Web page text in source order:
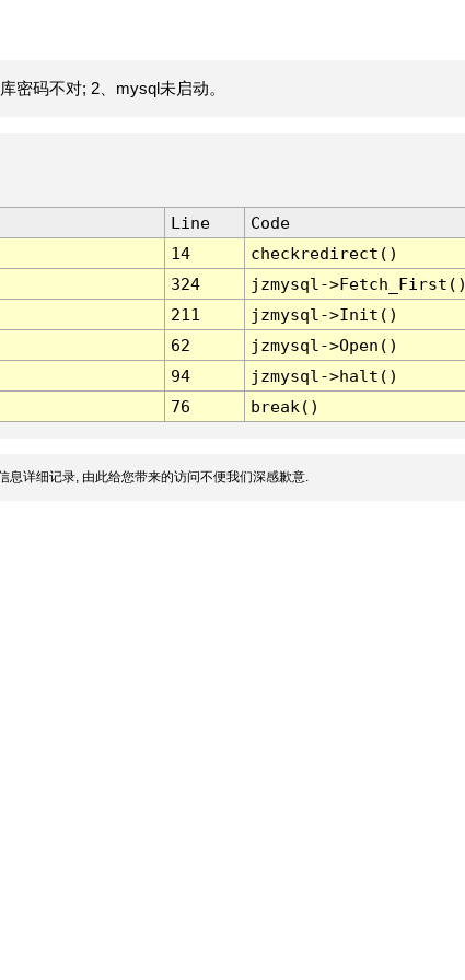
密码不对; 2、mysql未启动。
Line
Code
14
checkredirect()
324
jzmysql-
211
jzmysql->Init()
62
jzmysql->Open()
94
jzmysql->halt()
76 break()
息详细记录, 由此给您带来的访问不便我们深感歉意.